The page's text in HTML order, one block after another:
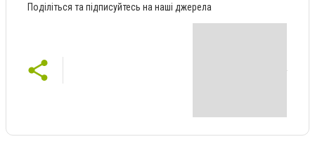
Поділіться та підписуйтесь на наші джерела